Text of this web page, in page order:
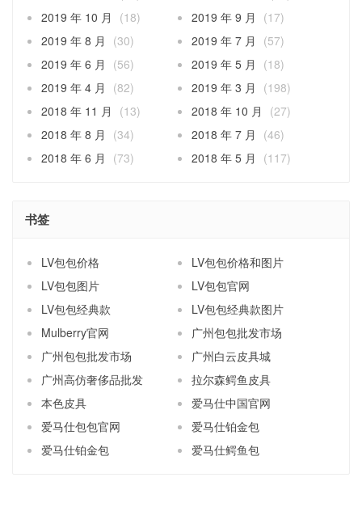
2019 年 10 月
(18) 2019 年 9 月
(17)
2019 年 8 月
(30) 2019 年 7 月
(57)
2019 年 6 月
(56) 2019 年 5 月
(18)
2019 年 4 月
(82) 2019 年 3 月
(198)
2018 年 11 月
(13) 2018 年 10 月
(27)
2018 年 8 月
(34) 2018 年 7 月
(46)
2018 年 6 月
(73) 2018 年 5 月 (117)
书签
LV包包价格
LV包包价格和图片
LV包包图片
LV包包官网
LV包包经典款
LV包包经典款图片
Mulberry官网
广州包包批发市场
广州包包批发市场
广州白云皮具城
广州高仿奢侈品批发
拉尔森鳄鱼皮具
本色皮具
爱马仕中国官网
爱马仕包包官网
爱马仕铂金包
爱马仕铂金包
爱马仕鳄鱼包